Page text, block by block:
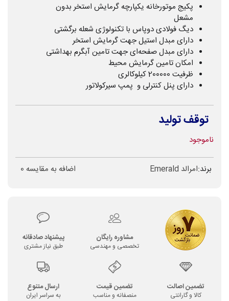
پکیج موتورخانه یکپارچه گرمایش استخر بدون
مشعل
دیگ فولادی دوپاس با تکنولوژی شعله برگشتی
دارای مبدل استیل جهت گرمایش استخر
دارای مبدل صفحه‌ای جهت تامین آبگرم بهداشتی
امکان تامین گرمایش محیط
ظرفیت 200000 کیلوکالری
دارای پنل کنترلی و پمپ سیرکولاتور
توقف تولید
ناموجود
برند:امرالد Emerald اضافه به مقایسه 0
مشاوره رایگان
تخصصی و مهندسی
پیشنهاد صادقانه
طبق نیاز مشتری
تضمین اصالت
کالا و گارانتی
تضمین قیمت
منصفانه و مناسب
ارسال متنوع
به سراسر ایران